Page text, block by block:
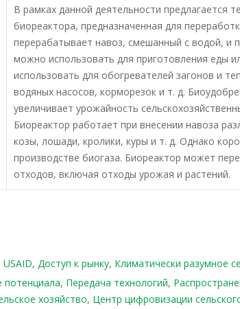
В рамках данной деятельности предлагается
биореактора, предназначенная для
перерабатывает навоз, смешанный с водой, и
можно использовать для приготовления еды
использовать для обогревателей загонов и
водяных насосов, корморезок и т. д.
увеличивает урожайность
Биореактор работает при внесении навоза
козы, лошади, кролики, куры и т. д. Однако
производстве биогаза. Биореактор может
отходов, включая отходы урожая и растений.
USAID, Доступ к рынку, Климатически разумное
, Передача технологий,
хозяйство, Центр цифровизации